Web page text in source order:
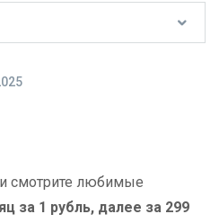
смотрите любимые
за 1 рубль, далее за 299